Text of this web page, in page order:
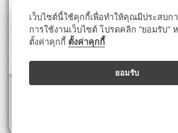
ศาสตราจารย์. (
ที่มาข้อมูล : งาน
พิพิธภัณฑ์สตางค์ มงคลสุข คณะวิทย
ถนนพระรามที่ 6 เขตราชเทวี กรุงเท
เว็บไซต์นี้ใช้คุกกี้เพื่อทำให้คุณมีประสบก
การใช้งานเว็บไซต์ โปรดคลิก “ยอมรับ”
ตั้งค่าคุกกี้ ตั้งค่าคุกกี้
ยอมรับ